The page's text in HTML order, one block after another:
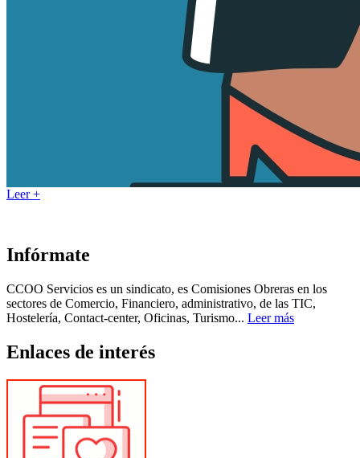
Leer +
Infórmate
CCOO Servicios es un sindicato, es Comisiones Obreras en los
sectores de Comercio, Financiero, administrativo, de las TIC,
Hostelería, Contact-center, Oficinas, Turismo... Leer más
Enlaces de interés